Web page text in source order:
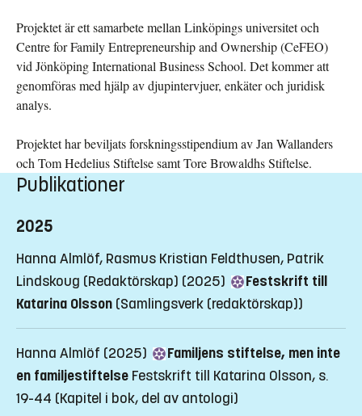
Projektet är ett samarbete mellan Linköpings universitet och
Centre for Family Entrepreneurship and Ownership (CeFEO)
vid Jönköping International Business School. Det kommer att
genomföras med hjälp av djupintervjuer, enkäter och juridisk
analys.
Projektet har beviljats forskningsstipendium av Jan Wallanders
och Tom Hedelius Stiftelse samt Tore Browaldhs Stiftelse.
Publikationer
2025
Hanna Almlöf, Rasmus Kristian Feldthusen, Patrik
Lindskoug (Redaktörskap) (2025)
Festskrift till
Katarina Olsson (Samlingsverk (redaktörskap))
Hanna Almlöf (2025)
Familjens stiftelse, men inte
en familjestiftelse Festskrift till Katarina Olsson, s.
19-44 (Kapitel i bok, del av antologi)